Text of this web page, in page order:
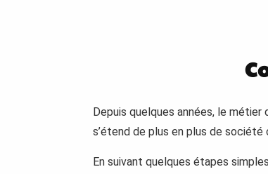
Depuis quelques années, le
s’étend de plus en plus de
En suivant quelques étapes